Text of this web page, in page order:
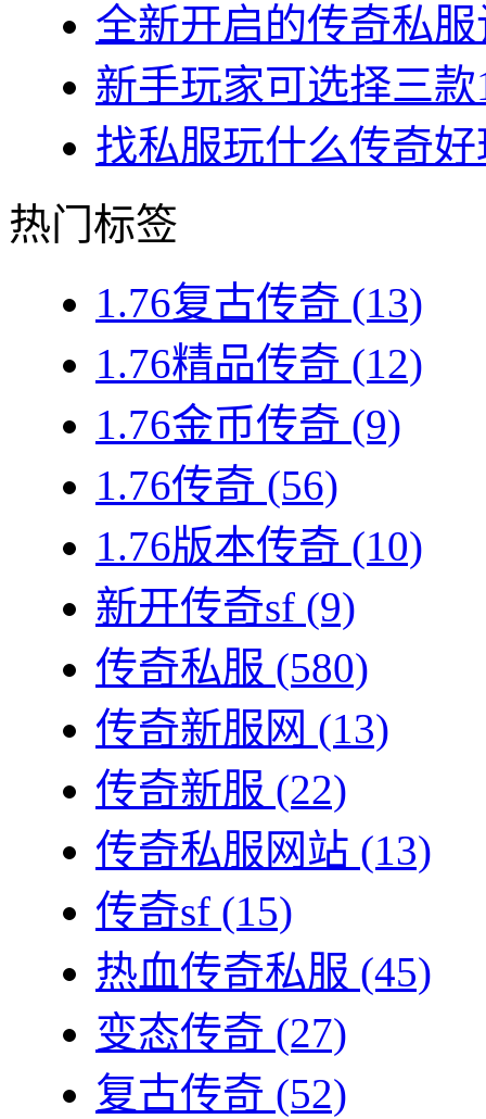
全新开启的传奇私
新手玩家可选择三款
找私服玩什么传奇好
热门标签
1.76复古传奇 (13)
1.76精品传奇 (12)
1.76金币传奇 (9)
1.76传奇 (56)
1.76版本传奇 (10)
新开传奇sf (9)
传奇私服 (580)
传奇新服网 (13)
传奇新服 (22)
传奇私服网站 (13)
传奇sf (15)
热血传奇私服 (45)
变态传奇 (27)
复古传奇 (52)